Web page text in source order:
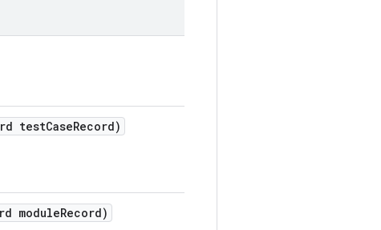
testCaseRecord)
moduleRecord)